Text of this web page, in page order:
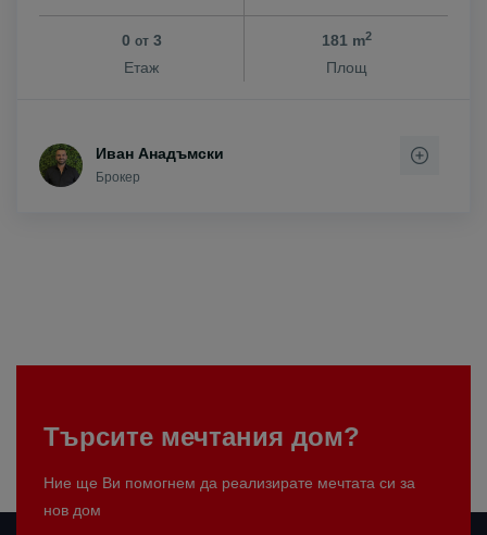
0 от3
Етаж
181 m2
Площ
Иван Анадъмски
Брокер
Търсите мечтания дом?
Ние ще Ви помогнем да реализирате мечтата си за
нов дом